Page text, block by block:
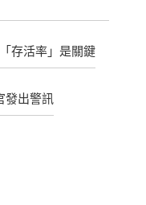
存活率」是關鍵
發出警訊